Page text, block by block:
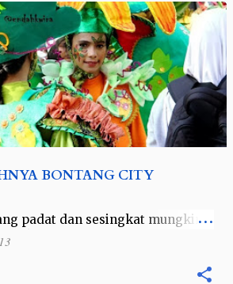
BONTANG CITY
padat dan sesingkat mungkin,
meliput acara ulang tahun
ke 14, hanya dalam waktu 3 hari
mulai dari keb…